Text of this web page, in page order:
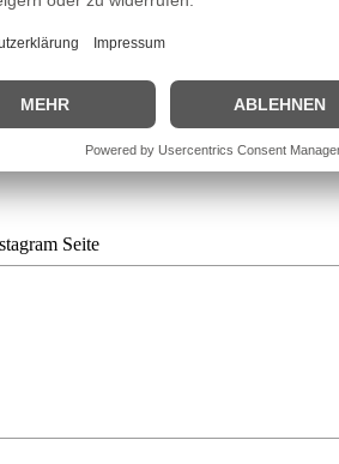
gelangt. In Bern geboren, in den
Für ihr hoch gelobtes
Köchin widmete sich Timoteo intensiv
ausgezeichnet wurde. 2008 folgte ein
Seite